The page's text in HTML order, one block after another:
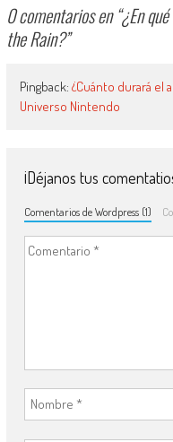
0 comentarios en “¿En
the Rain?”
Pingback: ¿Cuánto durará el
Universo Nintendo
¡Déjanos tus
Comentarios de Wordpress (1)